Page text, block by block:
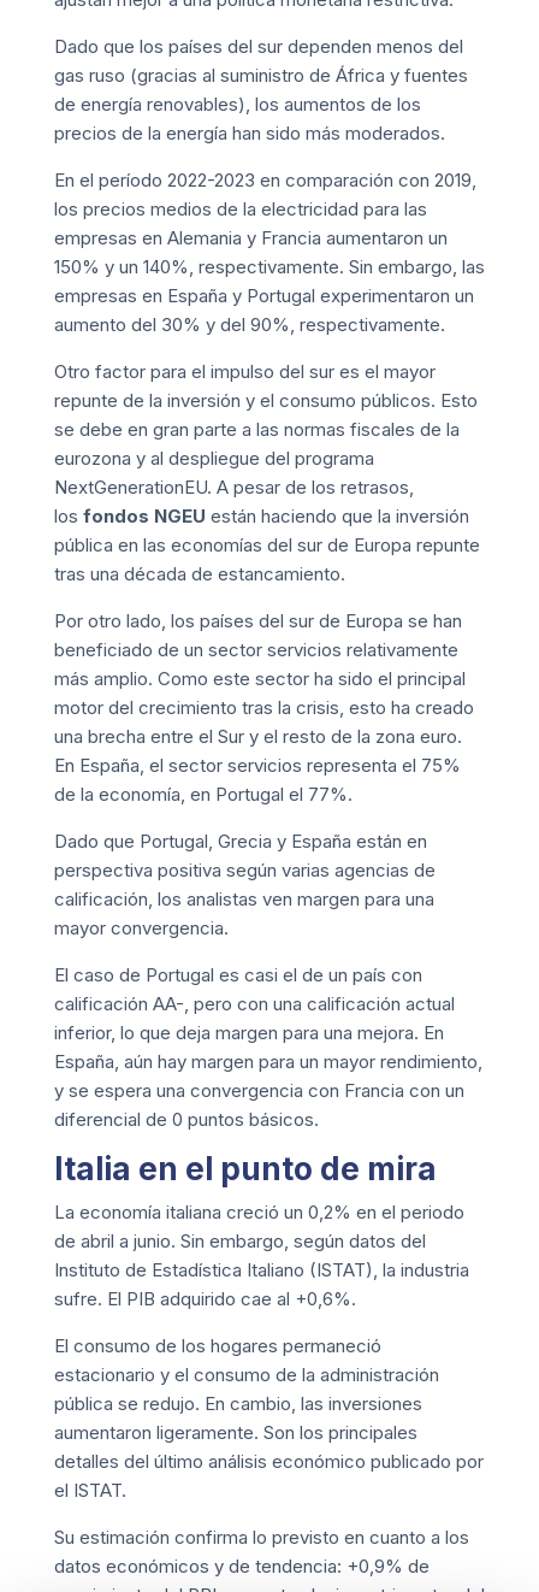
Dado que los países del sur dependen menos del
gas ruso (gracias al suministro de África y fuentes
de energía renovables), los aumentos de los
precios de la energía han sido más moderados.
En el período 2022-2023 en comparación con 2019,
los precios medios de la electricidad para las
empresas en Alemania y Francia aumentaron un
150% y un 140%, respectivamente. Sin embargo, las
empresas en España y Portugal experimentaron un
aumento del 30% y del 90%, respectivamente.
Otro factor para el impulso del sur es el mayor
repunte de la inversión y el consumo públicos. Esto
se debe en gran parte a las normas fiscales de la
eurozona y al despliegue del programa
NextGenerationEU. A pesar de los retrasos,
los fondos NGEU están haciendo que la inversión
pública en las economías del sur de Europa repunte
tras una década de estancamiento.
Por otro lado, los países del sur de Europa se han
beneficiado de un sector servicios relativamente
más amplio. Como este sector ha sido el principal
motor del crecimiento tras la crisis, esto ha creado
una brecha entre el Sur y el resto de la zona euro.
En España, el sector servicios representa el 75%
de la economía, en Portugal el 77%.
Dado que Portugal, Grecia y España están en
perspectiva positiva según varias agencias de
calificación, los analistas ven margen para una
mayor convergencia.
El caso de Portugal es casi el de un país con
calificación AA-, pero con una calificación actual
inferior, lo que deja margen para una mejora. En
España, aún hay margen para un mayor rendimiento,
y se espera una convergencia con Francia con un
diferencial de 0 puntos básicos.
Italia en el punto de mira
La economía italiana creció un 0,2% en el periodo
de abril a junio. Sin embargo, según datos del
Instituto de Estadística Italiano (ISTAT), la industria
sufre. El PIB adquirido cae al +0,6%.
El consumo de los hogares permaneció
estacionario y el consumo de la administración
pública se redujo. En cambio, las inversiones
aumentaron ligeramente. Son los principales
detalles del último análisis económico publicado por
el ISTAT.
Su estimación confirma lo previsto en cuanto a los
datos económicos y de tendencia: +0,9% de